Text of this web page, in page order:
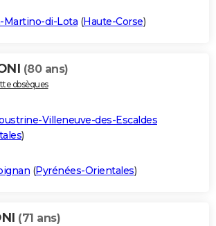
Martino-di-Lota (Haute-Corse)
(80 ans)
obsèques
Villeneuve-des-Escaldes
)
(Pyrénées-Orientales)
(71 ans)